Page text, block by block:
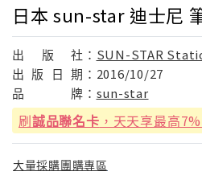
日本 sun-star 迪士尼
出 版 社： SUN-STAR
出 版 日 期： 2016/10/27
品
牌： sun-star
刷誠品聯名卡 ，天天享最高
大量採購團購專區